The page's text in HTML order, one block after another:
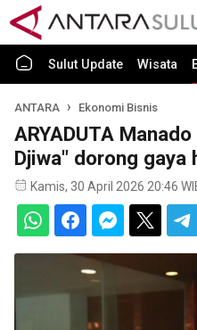
Sulut Update Wisata
ANTARA Ekonomi Bisnis
ARYADUTA
Djiwa" dorong gaya
Kamis, 30 April 2026 20:46